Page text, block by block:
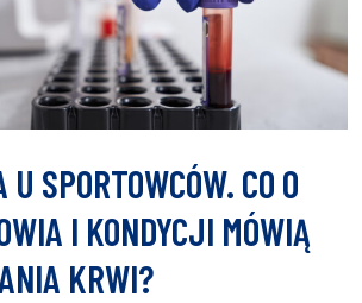
U SPORTOWCÓW. CO O
I KONDYCJI MÓWIĄ
KRWI?